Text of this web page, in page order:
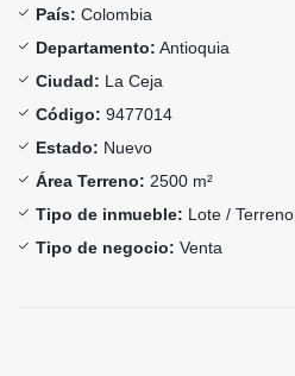
País: Colombia
Departamento: Antioquia
Ciudad: La Ceja
Código: 9477014
Estado: Nuevo
Área Terreno: 2500 m²
Tipo de inmueble: Lote / Terreno
Tipo de negocio: Venta